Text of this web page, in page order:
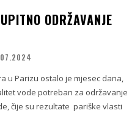
ODRŽAVANJE
u Parizu ostalo je mjesec dana,
vode potreban za održavanje
čije su rezultate pariške vlasti